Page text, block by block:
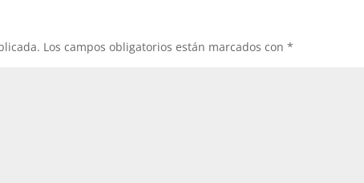
Los campos obligatorios están marcados con*